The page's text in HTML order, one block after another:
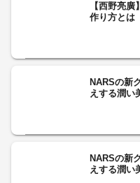
【西野亮
作り方とは
NARSの新
えする潤い
NARSの新
えする潤い